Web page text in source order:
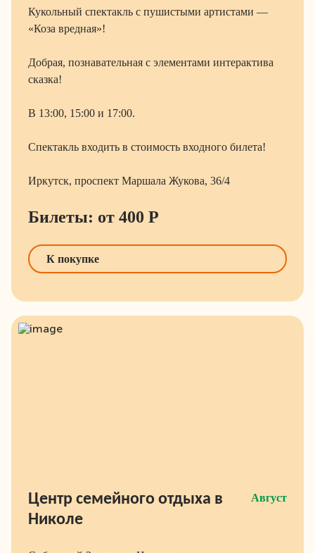
Кукольный спектакль с пушистыми артистами —
«Коза вредная»!
Добрая, познавательная с элементами интерактива
сказка!
В 13:00, 15:00 и 17:00.
Спектакль входить в стоимость входного билета!
Иркутск, проспект Маршала Жукова, 36/4
Билеты: от 400 Р
К покупке
Центр семейного отдыха в
Николе
Август